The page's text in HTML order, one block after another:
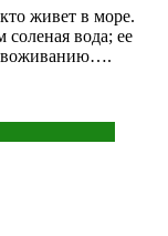
живет в море.
вода; ее